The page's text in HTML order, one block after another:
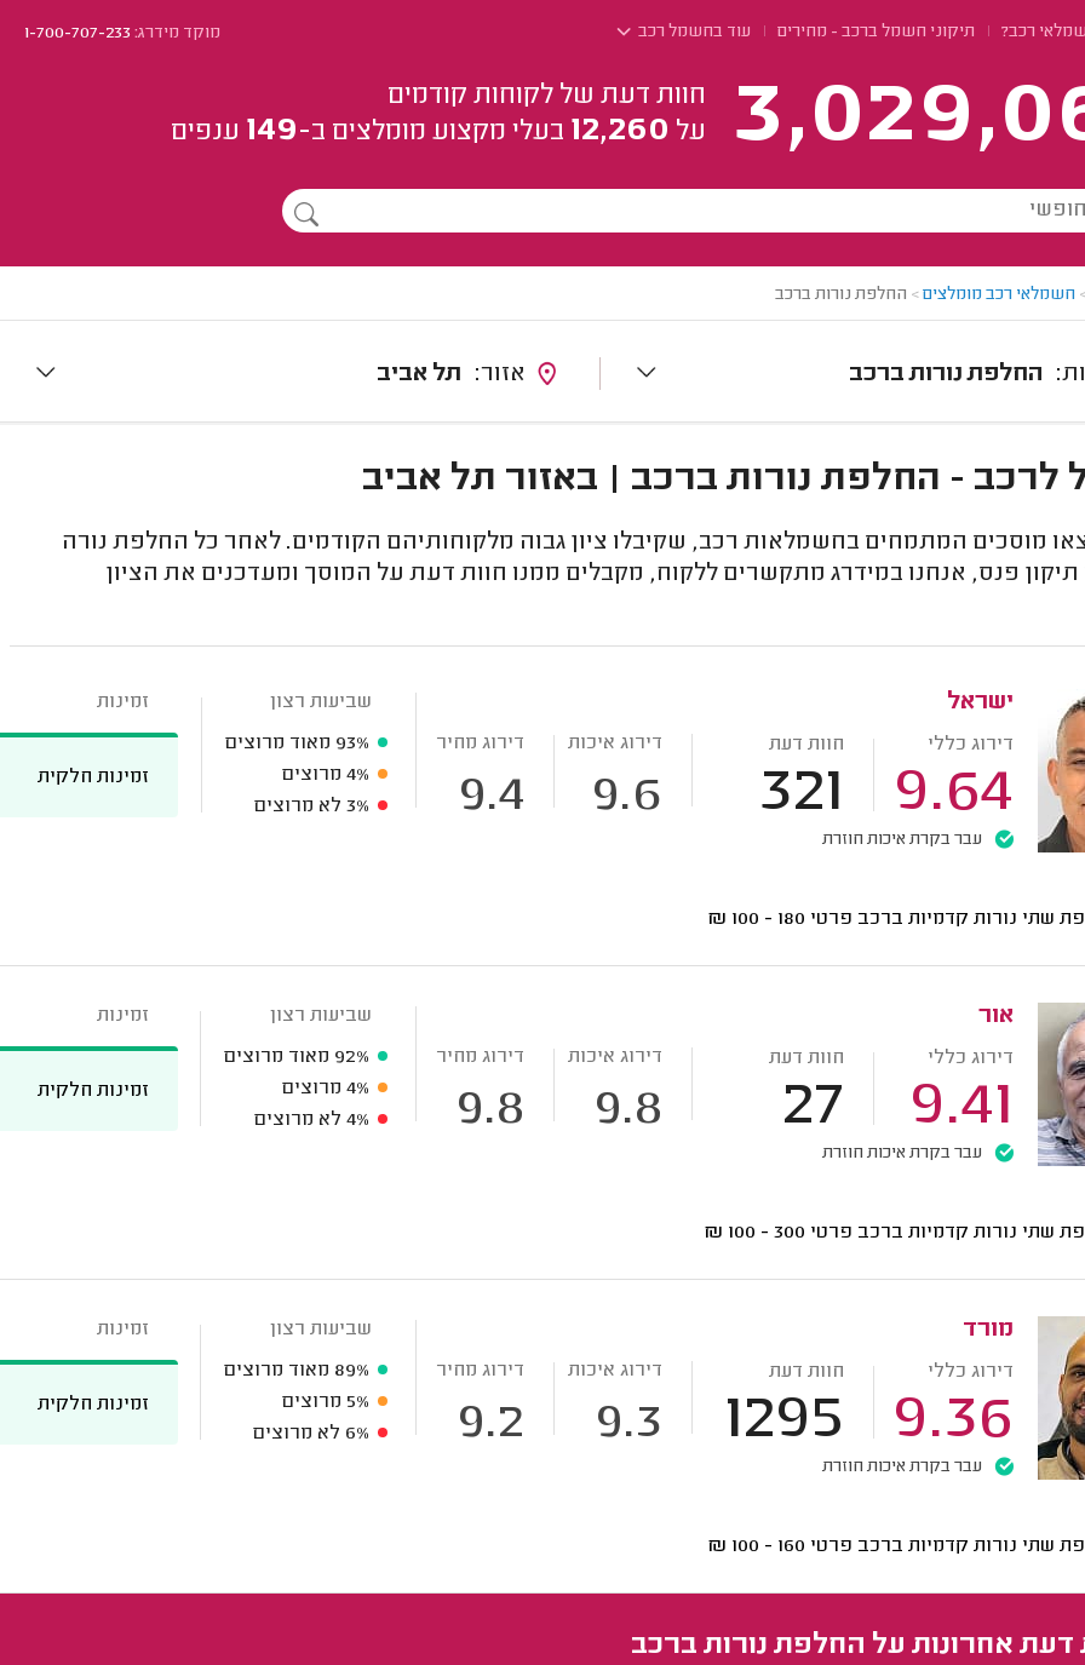
רכב? תיקוני חשמל ברכב - מחירים עוד בחשמל רכב מוקד מידרג:1-700-707-233
חוות דעת של לקוחות קודמים
על 12,260 בעלי מקצוע מומלצים ב-149 ענפים
חשמלאי רכב מומלצים> החלפת נורות ברכב
החלפת נורות ברכב תל אביב
לרכב - החלפת נורות ברכב | באזור תל אביב
מוסכים המתמחים בחשמלאות רכב, שקיבלו ציון גבוה מלקוחותיהם הקודמים. לאחר כל החלפת נורה
תיקון פנס, אנחנו במידרג מתקשרים ללקוח, מקבלים ממנו חוות דעת על המוסך ומעדכנים את הציון
ישראל
דירוג כללי
9.64
חוות דעת
321
דירוג איכות
9.6
דירוג מחיר
9.4
עבר בקרת איכות חוזרת
שביעות רצון
93% מאוד מרוצים
4% מרוצים
3% לא מרוצים
זמינות
זמינות חלקית
שתי נורות קדמיות ברכב פרטי 180 - 100
₪
אור
דירוג כללי
9.41
חוות דעת
27
דירוג איכות
9.8
דירוג מחיר
9.8
עבר בקרת איכות חוזרת
שביעות רצון
92% מאוד מרוצים
4% מרוצים
4% לא מרוצים
זמינות
זמינות חלקית
שתי נורות קדמיות ברכב פרטי 300 - 100
₪
מורד
דירוג כללי
9.36
חוות דעת
1295
דירוג איכות
9.3
דירוג מחיר
9.2
עבר בקרת איכות חוזרת
שביעות רצון
89% מאוד מרוצים
5% מרוצים
6% לא מרוצים
זמינות
זמינות חלקית
שתי נורות קדמיות ברכב פרטי 160 - 100
₪
דעת אחרונות על החלפת נורות ברכב